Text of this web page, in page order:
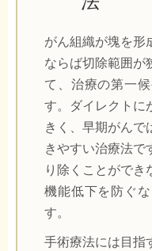
がん組織が塊を形
ならば切除範囲が
て、治療の第一
す。ダイレクトに
きく、早期がんで
きやすい治療法で
り除くことができ
機能低下を防ぐ
す。
手術療法には目指